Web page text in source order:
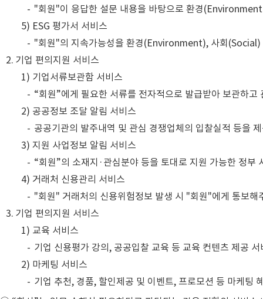
"회원"이 응답한 설문 내용을 바탕으로 환경
5) ESG 평가서 서비스
"회원"의 지속가능성을 환경(Environment), 사회(Social)
기업 편의지원 서비스
1) 기업서류보관함 서비스
“회원”에게 필요한 서류를 전자적으로 발급받아 보관하고
2) 공공정보 조달 알림 서비스
공공기관의 발주내역 및 관심 경쟁업체의 입찰실적 등을
3) 지원 사업정보 알림 서비스
“회원”의 소재지·관심분야 등을 토대로 지원 가능한 정부
4) 거래처 신용관리 서비스
"회원" 거래처의 신용위험정보 발생 시 "회원"에게 통보해
기업 편의지원 서비스
1) 교육 서비스
기업 신용평가 강의, 공공입찰 교육 등 교육 컨텐츠 제공 서
2) 마케팅 서비스
기업 추천, 경품, 할인제공 및 이벤트, 프로모션 등 마케팅